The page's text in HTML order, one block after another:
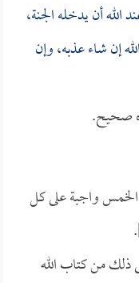
أن يدخله الجنة،
إن شاء عذبه، وإن
صحيح.
الخمس واجبة على كل
ذلك من كتاب الله